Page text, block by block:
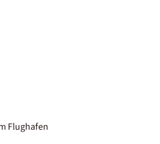
Flughafen